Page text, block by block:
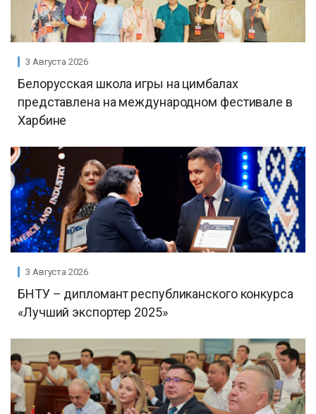
3 Августа 2026
Белорусская школа игры на цимбалах
представлена на международном фестивале в
Харбине
3 Августа 2026
БНТУ – дипломант республиканского конкурса
«Лучший экспортер 2025»